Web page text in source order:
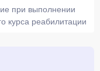
при выполнении
курса реабилитации